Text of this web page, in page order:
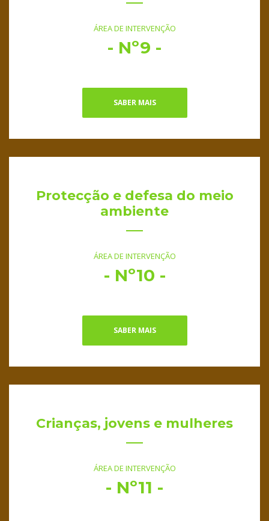
ÁREA DE INTERVENÇÃO
- Nº9 -
SABER MAIS
Protecção e defesa do meio
ambiente
ÁREA DE INTERVENÇÃO
- Nº10 -
SABER MAIS
Crianças, jovens e mulheres
ÁREA DE INTERVENÇÃO
- Nº11 -